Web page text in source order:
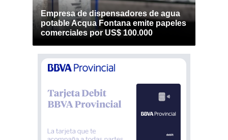
Empresa de dispensadores de agua
potable Acqua Fontana emite papeles
comerciales por US$ 100.000